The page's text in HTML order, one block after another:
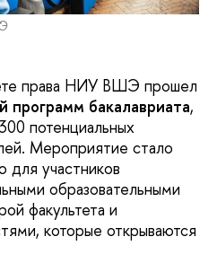
права НИУ ВШЭ прошел
бакалавриата,
потенциальных
Мероприятие стало
для участников
образовательными
факультета и
которые открываются